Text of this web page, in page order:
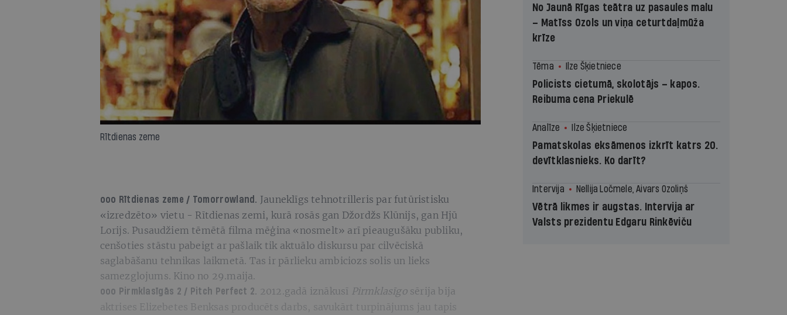
Rītdienas zeme
ooo Rītdienas zeme / Tomorrowland. Jauneklīgs tehnotrilleris par futūristisku
«izredzēto» vietu - Rītdienas zemi, kurā rosās gan Džordžs Klūnijs, gan Hjū
Lorijs. Pusaudžiem tēmētā filma mēģina «nosmelt» arī pieaugušāku publiku,
cenšoties stāstu pabeigt ar pašlaik tik aktuālo diskursu par cilvēciskā
saglabāšanu tehnikas laikmetā. Tas ir pārlieku ambiciozs solis un lieks
samezglojums. Kino no 29.maija.
ooo Pirmklasīgās 2 / Pitch Perfect 2. 2012.gadā iznākusī Pirmklasīgosērija bija
aktrises Elizebetes Benksas producēts darbs, savukārt turpinājums jau tapis
No Jaunā Rīgas teātra uz pasaules malu
– Matīss Ozols un viņa ceturtdaļmūža
krīze
Tēma Ilze Šķietniece
Policists cietumā, skolotājs – kapos.
Reibuma cena Priekulē
Analīze Ilze Šķietniece
Pamatskolas eksāmenos izkrīt katrs 20.
devītklasnieks. Ko darīt?
Intervija Nellija Ločmele, Aivars Ozoliņš
Vētrā likmes ir augstas. Intervija ar
Valsts prezidentu Edgaru Rinkēviču